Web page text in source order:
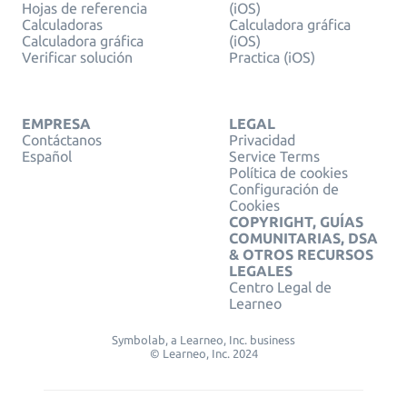
Hojas de referencia
Calculadoras
Calculadora gráfica
Verificar solución
(iOS)
Calculadora gráfica
(iOS)
Practica (iOS)
EMPRESA
Contáctanos
Español
LEGAL
Privacidad
Service Terms
Política de cookies
Configuración de
Cookies
COPYRIGHT, GUÍAS
COMUNITARIAS, DSA
& OTROS RECURSOS
LEGALES
Centro Legal de
Learneo
Symbolab, a Learneo, Inc. business
© Learneo, Inc. 2024